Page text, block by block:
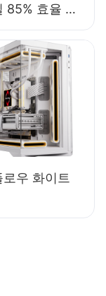
85% 효율 풀
브론즈 데
PC 파워 서플
로우 화이트